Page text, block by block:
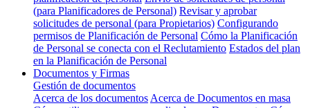
(para Planificadores de Personal) Revisar y aprobar
solicitudes de personal (para Propietarios) Configurando
permisos de Planificación de Personal Cómo la Planificación
de Personal se conecta con el Reclutamiento Estados del plan
en la Planificación de Personal
Documentos y Firmas
Gestión de documentos
Acerca de los documentos Acerca de Documentos en masa